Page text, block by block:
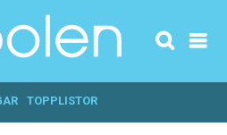
TOPPLISTOR